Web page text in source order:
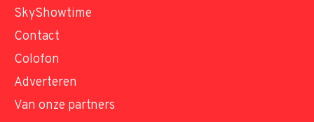
SkyShowtime
Contact
Colofon
Adverteren
Van onze partners